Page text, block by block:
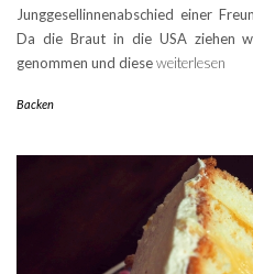
Junggesellinnenabschied einer
Da die Braut in die USA ziehen
genommen und dieseweiterlesen
Backen